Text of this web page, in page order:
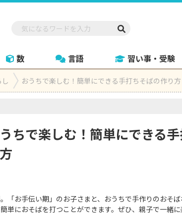
数 言語 習い事・受験
おうちで楽しむ！簡単にできる手打ちそばの作り方
ちで楽しむ！簡単にできる
「お手伝い期」のお子さまと、おうちで手作りのおそ
単におそばを打つことができます。ぜひ、親子で一緒